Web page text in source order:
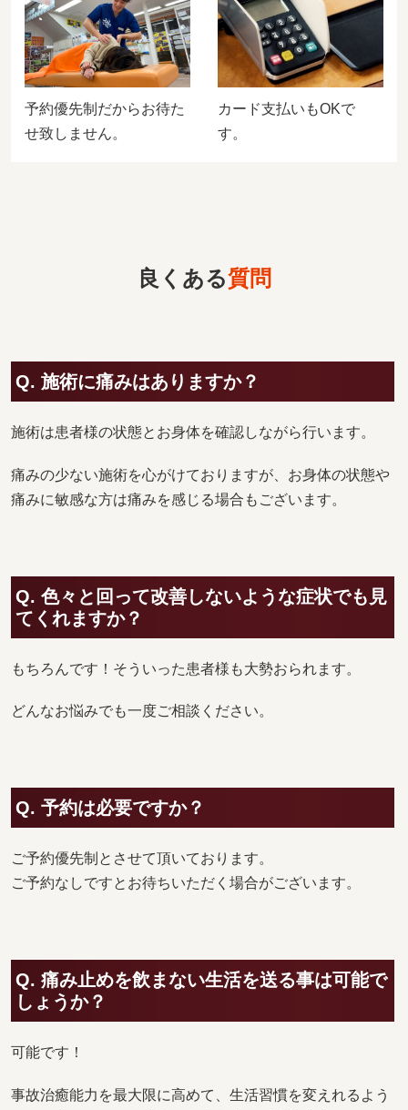
予約優先制だからお待た
せ致しません。
カード支払いもOKで
す。
良くある質問
Q. 施術に痛みはありますか？
施術は患者様の状態とお身体を確認しながら行います。
痛みの少ない施術を心がけておりますが、お身体の状態や
痛みに敏感な方は痛みを感じる場合もございます。
Q. 色々と回って改善しないような症状でも見
てくれますか？
もちろんです！そういった患者様も大勢おられます。
どんなお悩みでも一度ご相談ください。
Q. 予約は必要ですか？
ご予約優先制とさせて頂いております。
ご予約なしですとお待ちいただく場合がございます。
Q. 痛み止めを飲まない生活を送る事は可能で
しょうか？
可能です！
事故治癒能力を最大限に高めて、生活習慣を変えれるよう